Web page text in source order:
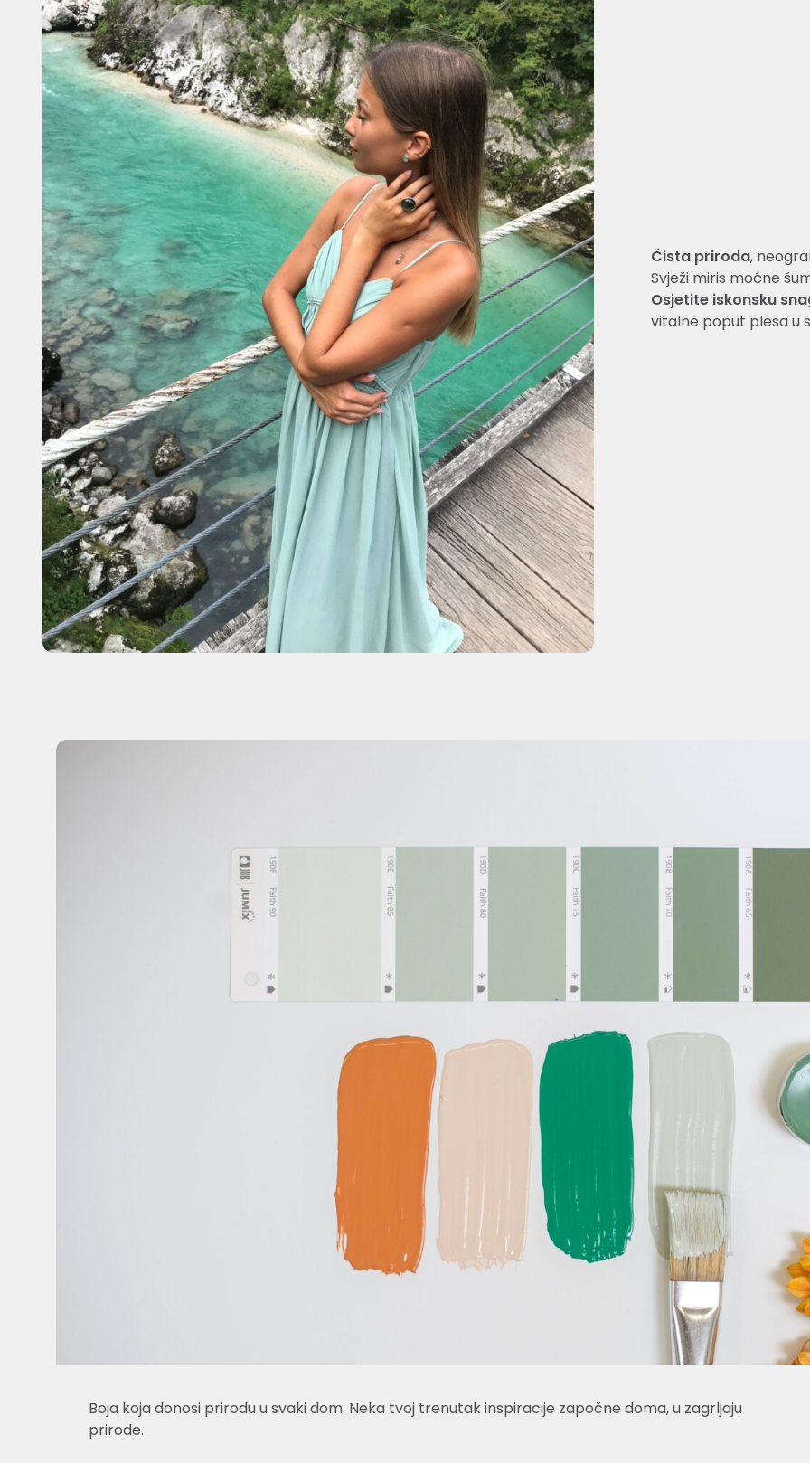
Čista priroda,
Svježi miris moćne
Osjetite iskonsku
vitalne poput plesa u
Boja koja donosi prirodu u svaki dom. Neka tvoj trenutak inspiracije započne doma, u zagrljaju
prirode.